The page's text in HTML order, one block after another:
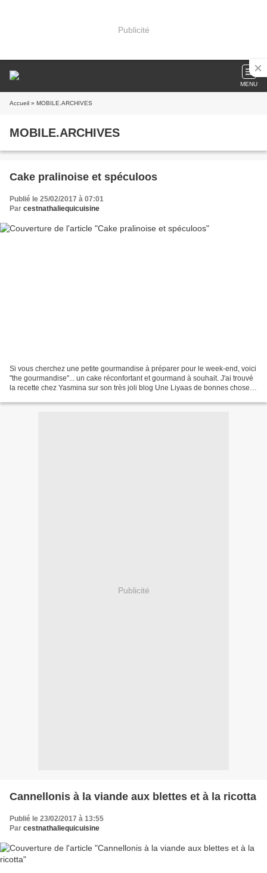
Publicité
MENU
Accueil » MOBILE.ARCHIVES
MOBILE.ARCHIVES
Cake pralinoise et spéculoos
Publié le 25/02/2017 à 07:01
Par cestnathaliequicuisine
Si vous cherchez une petite gourmandise à préparer pour le week-end, voici
"the gourmandise"... un cake réconfortant et gourmand à souhait. J'ai trouvé
la recette chez Yasmina sur son très joli blog Une Liyaas de bonnes choses.
Publicité
Cannellonis à la viande aux blettes et à la ricotta
Publié le 23/02/2017 à 13:55
Par cestnathaliequicuisine